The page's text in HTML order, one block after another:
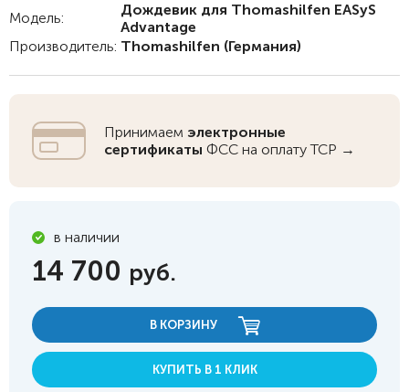
Модель:
Дождевик для Thomashilfen EASyS
Advantage
Производитель: Thomashilfen (Германия)
Принимаем электронные
сертификаты ФСС на оплату ТСР →
в наличии
14 700 руб.
В КОРЗИНУ
КУПИТЬ В 1 КЛИК